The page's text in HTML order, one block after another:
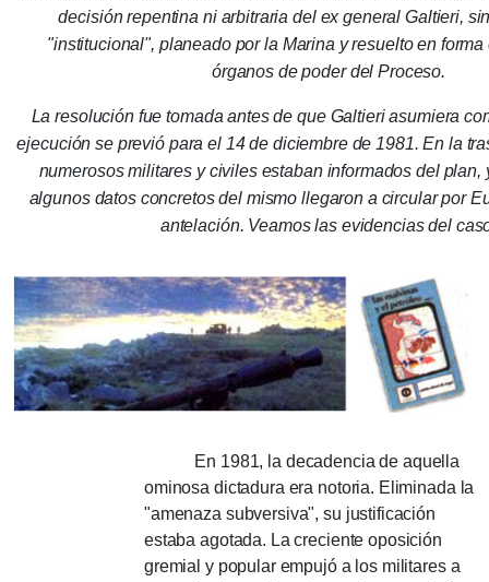
decisión repentina ni arbitraria del ex general Galtieri,
"institucional", planeado por la Marina y resuelto en
órganos de poder del Proceso.
La resolución fue tomada antes de que Galtieri asumiera
ejecución se previó para el 14 de diciembre de 1981. En la
numerosos militares y civiles estaban informados del plan,
algunos datos concretos del mismo llegaron a circular por
antelación. Veamos las evidencias del
En 1981, la decadencia de aquella
ominosa dictadura era notoria. Eliminada la
"amenaza subversiva", su justificación
estaba agotada. La creciente oposición
gremial y popular empujó a los militares a